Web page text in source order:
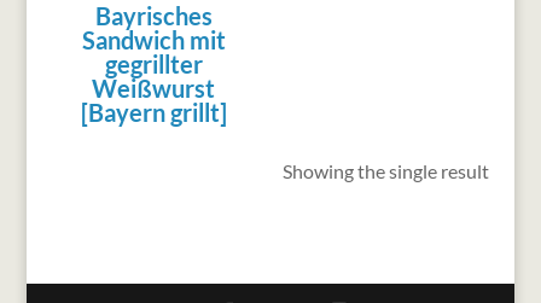
Bayrisches
Sandwich mit
gegrillter
Weißwurst
[Bayern grillt]
Showing the single result